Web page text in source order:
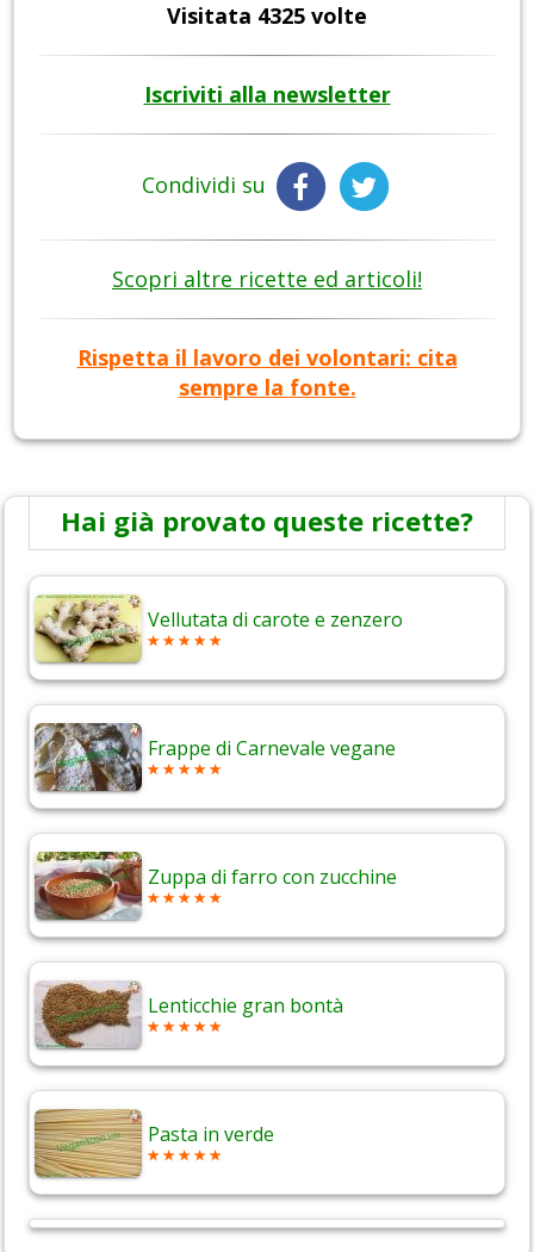
Visitata 4325 volte
Iscriviti alla newsletter
Condividi su
Scopri altre ricette ed articoli!
Rispetta il lavoro dei volontari: cita
sempre la fonte.
Hai già provato queste ricette?
Vellutata di carote e zenzero
Frappe di Carnevale vegane
Zuppa di farro con zucchine
Lenticchie gran bontà
Pasta in verde